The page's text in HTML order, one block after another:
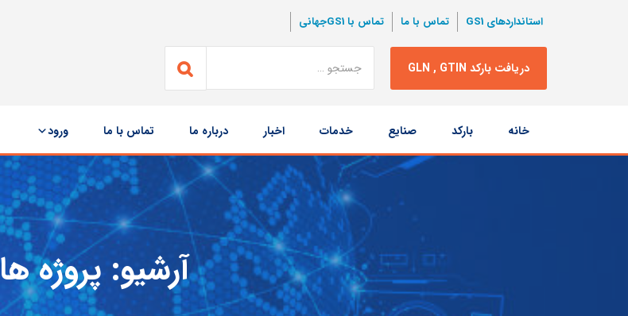
استانداردهای GS1 تماس با ما تماس با GS1جهانی
دریافت بارکد GLN , GTIN
نتبجه
جستجو
محتوا
خانه بارکد صنایع خدمات اخبار درباره ما تماس با ما ورود
آرشیو:پروژه ها